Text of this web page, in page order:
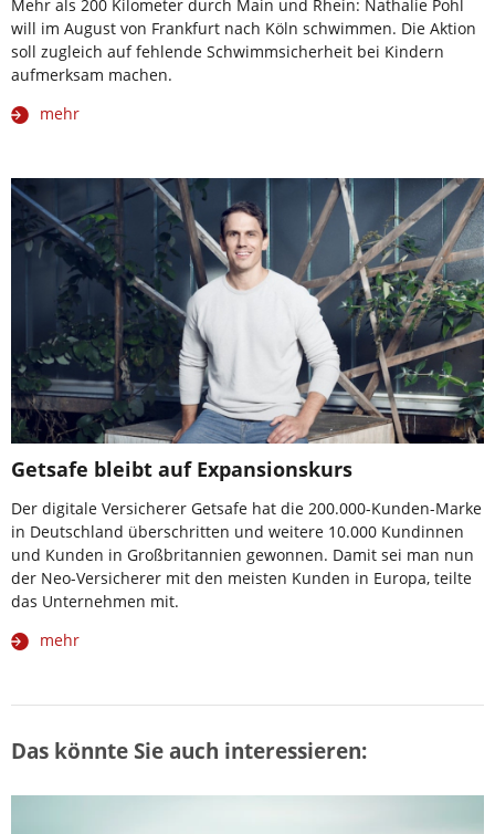
Mehr als 200 Kilometer durch Main und Rhein: Nathalie Pohl
will im August von Frankfurt nach Köln schwimmen. Die Aktion
soll zugleich auf fehlende Schwimmsicherheit bei Kindern
aufmerksam machen.
mehr
Getsafe bleibt auf Expansionskurs
Der digitale Versicherer Getsafe hat die 200.000-Kunden-Marke
in Deutschland überschritten und weitere 10.000 Kundinnen
und Kunden in Großbritannien gewonnen. Damit sei man nun
der Neo-Versicherer mit den meisten Kunden in Europa, teilte
das Unternehmen mit.
mehr
Das könnte Sie auch interessieren: